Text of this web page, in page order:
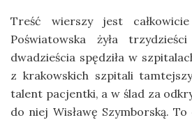
Treść wierszy jest
Poświatowska żyła
dwadzieścia spędziła w
z krakowskich szpitali
talent pacjentki, a w ślad za
do niej Wisławę Szymborską.